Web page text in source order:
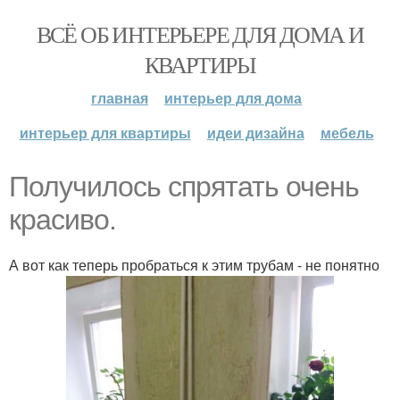
ВСЁ ОБ ИНТЕРЬЕРЕ ДЛЯ ДОМА И
КВАРТИРЫ
главная
интерьер для дома
интерьер для квартиры
идеи дизайна мебель
Получилось спрятать очень
красиво.
А вот как теперь пробраться к этим трубам - не понятно